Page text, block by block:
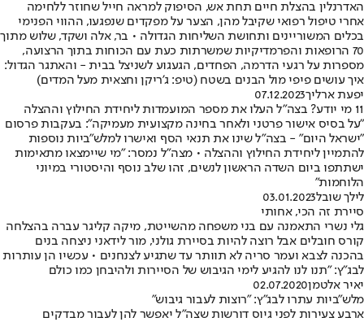
האדרנלין בהצלת חיים תחת אש, הסיפוק למראה חייל שחוזר ללחימה
אחרי טיפול רפואי שקיבל מהן, הצער על מפקדים שנפגעו, ההווי הפנימי
בכלים המשוריינים ותחושת השליחות הגדולה • בר, אלה ושקד, שלוש מתוך
70 הרופאות והפרמדיקיות שמשרתות כעת עם הכוחות בתוך הרצועה,
מספרות על רגעי הדרמה, הפחדים, הגעגוע לשניצל בבית - והאתגר הגדול:
איך עושים פיפי מול הבנים בשטח (טיפ: ג'ריקן וחצאית מעל המדים)
יפעת ארליך07.12.2023
11 מי יודע? בצה"ל העלו את מספר המועמדות ליחידת החילוץ וההצלה
"על בסיס אישור פרטני ולאחר בחינה מקצועית מעמיקה": בעקבות פרסום
"ישראל היום" - בצה"ל שינו את תנאי הסף ואישרו למלש"ביות נוספות
להתמיין ליחידת החילוץ וההצלה • מצה"ל נמסר: "מי שיימצאו מתאימות
ישתתפו ביום השדה הראשון לנשים, זהו שלב נוסף והיסטורי במיוני
הלוחמות"
לילך שובל03.01.2023
סיירת זה הכי, אחותי
גלי נשרי התאמנה עם בני משפחה מהשייטת, מיקה קליגר עברה בהצלחה
קורס חובלים אבל רוצה להיות בסיירת גולני, מור לידאני ניצחה בנים
בהכנה לצבא ועמר סריה לא תוותר עד שתגיע לצנחנים • עכשיו הן עותרות
לבג"ץ: "תנו לנו להגיע לימי הגיבוש של הסיירות ולהיבחן כמו כולם
יאיר אלטמן02.07.2020
מלש"ביות עתרו לבג"ץ: "רוצות לעבור גיבוש"
ארבע צעירות לפני גיוס דורשות שצה"ל יאפשר להן לעבור מבדקים